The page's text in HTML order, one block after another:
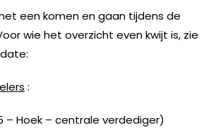
het een komen en gaan tijdens de
wie het overzicht even kwijt is, zie
:
– Hoek – centrale verdediger)